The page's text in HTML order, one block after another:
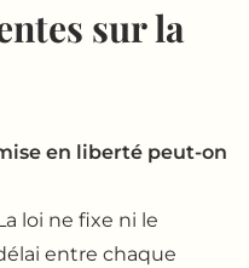
sur la
en liberté peut-on
loi ne fixe ni le
entre chaque